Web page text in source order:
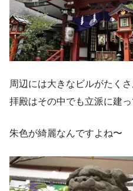
周辺には大きなビルがたく
拝殿はその中でも立派に建
朱色が綺麗なんですよね〜